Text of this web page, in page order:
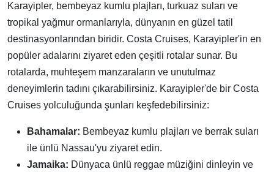
Karayipler, bembeyaz kumlu plajları, turkuaz suları ve
tropikal yağmur ormanlarıyla, dünyanın en güzel tatil
destinasyonlarından biridir. Costa Cruises, Karayipler'in en
popüler adalarını ziyaret eden çeşitli rotalar sunar. Bu
rotalarda, muhteşem manzaraların ve unutulmaz
deneyimlerin tadını çıkarabilirsiniz. Karayipler'de bir Costa
Cruises yolculuğunda şunları keşfedebilirsiniz:
Bahamalar: Bembeyaz kumlu plajları ve berrak suları
ile ünlü Nassau'yu ziyaret edin.
Jamaika: Dünyaca ünlü reggae müziğini dinleyin ve